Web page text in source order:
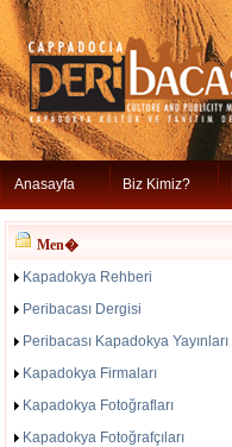
Anasayfa Biz Kimiz?
Men�
Kapadokya Rehberi
Peribacası Dergisi
Peribacası Kapadokya Yayınları
Kapadokya Firmaları
Kapadokya Fotoğrafları
Kapadokya Fotoğrafçıları